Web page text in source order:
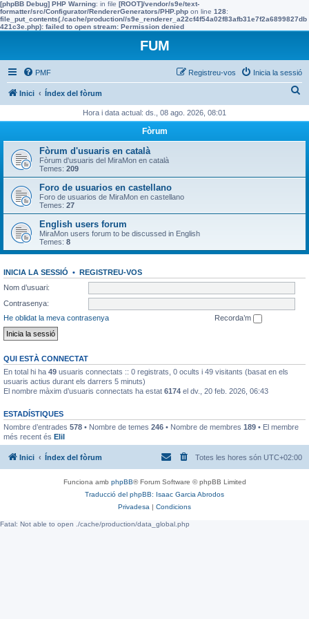
[phpBB Debug] PHP Warning: in file [ROOT]/vendor/s9e/text-
formatter/src/Configurator/RendererGenerators/PHP.php on line 128:
file_put_contents(./cache/production//s9e_renderer_a22cf4f54a02f83afb31e7f2a6899827db
421c3e.php): failed to open stream: Permission denied
FUM
PMF Inicia la sessió
Registreu-vos
Inici Índex del fòrum
c
Hora i data actual: ds., 08 ago. 2026, 08:01
Fòrum
Fòrum d'usuaris en català
Fòrum d'usuaris del MiraMon en català
Temes: 209
Foro de usuarios en castellano
Foro de usuarios de MiraMon en castellano
Temes: 27
English users forum
MiraMon users forum to be discussed in English
Temes: 8
INICIA LA SESSIÓ • REGISTREU-VOS
Nom d’usuari:
Contrasenya:
He oblidat la meva contrasenya
Recorda’m
QUI ESTÀ CONNECTAT
En total hi ha 49 usuaris connectats :: 0 registrats, 0 ocults i 49 visitants (basat en els
usuaris actius durant els darrers 5 minuts)
El nombre màxim d’usuaris connectats ha estat 6174 el dv., 20 feb. 2026, 06:43
ESTADÍSTIQUES
Nombre d’entrades 578 • Nombre de temes 246 • Nombre de membres 189 • El membre
més recent és EliI
Inici Índex del fòrum Totes les hores són UTC+02:00
Funciona amb phpBB® Forum Software © phpBB Limited
Traducció del phpBB: Isaac Garcia Abrodos
Privadesa | Condicions
Fatal: Not able to open ./cache/production/data_global.php